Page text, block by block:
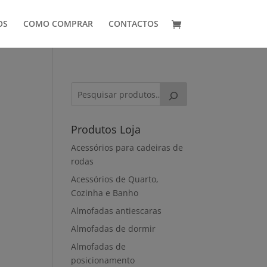
COMO COMPRAR CONTACTOS
Produtos Loja
Acessórios para cadeiras de
rodas
Acessórios de Quarto,
Cozinha e Banho
Almofadas antiescaras
Almofadas de dormir
Almofadas de
posicionamento